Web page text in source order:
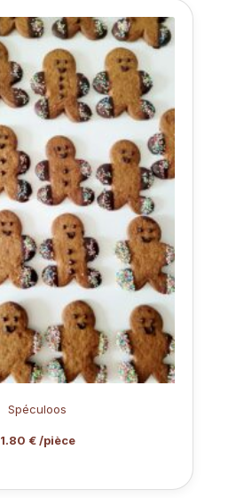
Spéculoos
1.80 € /pièce